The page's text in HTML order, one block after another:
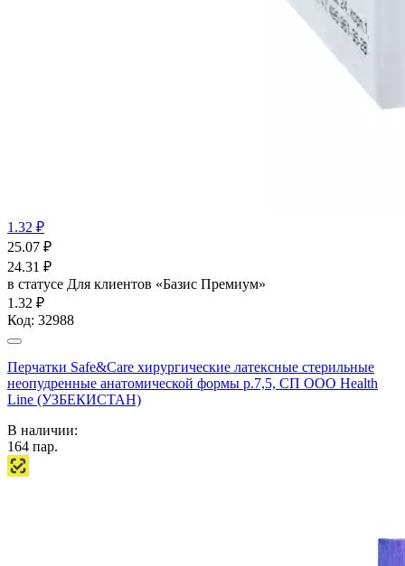
1.32 ₽
25.07 ₽
24.31 ₽
в статусе Для клиентов «Базис Премиум»
1.32 ₽
Код: 32988
Перчатки Safe&Care хирургические латексные стерильные
неопудренные анатомической формы р.7,5, СП ООО Health
Line (УЗБЕКИСТАН)
В наличии:
164 пар.